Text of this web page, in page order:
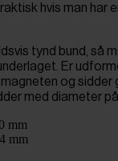
hvis man har
tynd bund, så
Er
og sidder
med diameter
mm
mm